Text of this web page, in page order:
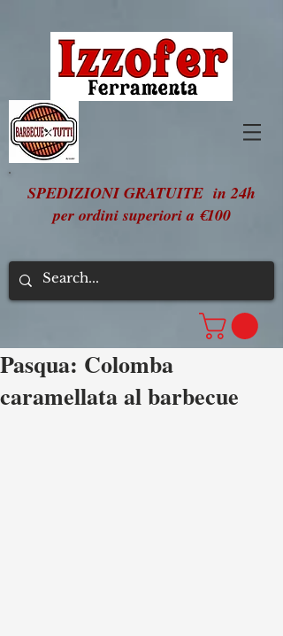
SPEDIZIONI GRATUITE in 24h
per ordini superiori a €100
Pasqua: Colomba
caramellata al barbecue